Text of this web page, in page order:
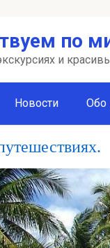
по
и
Новости Обо